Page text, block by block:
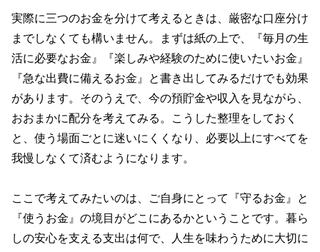
実際に三つのお金を分けて考えるときは、厳密な口座分け
までしなくても構いません。まずは紙の上で、『毎月の生
活に必要なお金』『楽しみや経験のために使いたいお金』
『急な出費に備えるお金』と書き出してみるだけでも効果
があります。そのうえで、今の預貯金や収入を見ながら、
おおまかに配分を考えてみる。こうした整理をしておく
と、使う場面ごとに迷いにくくなり、必要以上にすべてを
我慢しなくて済むようになります。
ここで考えてみたいのは、ご自身にとって『守るお金』と
『使うお金』の境目がどこにあるかということです。暮ら
しの安心を支える支出は何で、人生を味わうために大切に